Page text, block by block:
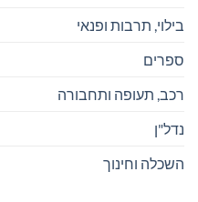
בילוי, תרבות ופנאי
ספרים
רכב, תעופה ותחבורה
נדל"ן
השכלה וחינוך